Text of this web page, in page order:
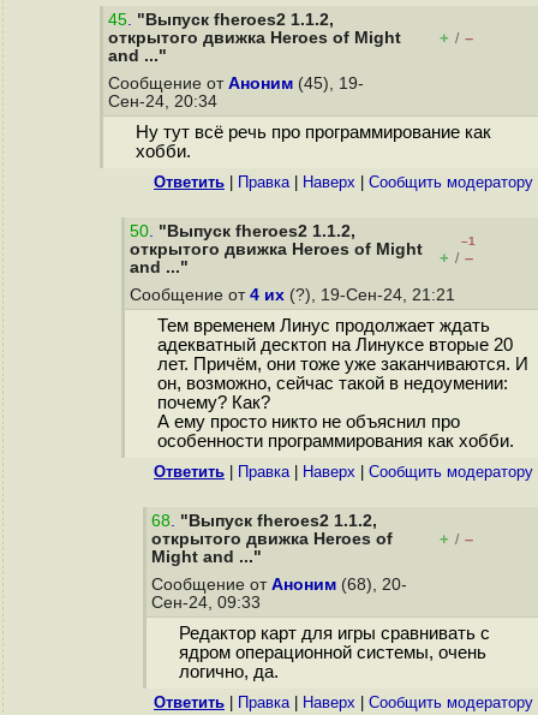
45. "Выпуск fheroes2 1.1.2,
открытого движка Heroes of Might
and ..."
+ / –
Сообщение от Аноним (45), 19-
Сен-24, 20:34
Ну тут всё речь про программирование как
хобби.
Ответить Правка| Наверх Cообщить модератору
50. "Выпуск fheroes2 1.1.2,
открытого движка Heroes of Might
and ..."
–1
+ / –
Сообщение от 4 их (?), 19-Сен-24, 21:21
Тем временем Линус продолжает ждать
адекватный десктоп на Линуксе вторые 20
лет. Причём, они тоже уже заканчиваются. И
он, возможно, сейчас такой в недоумении:
почему? Как?
А ему просто никто не объяснил про
особенности программирования как хобби.
Ответить Правка| Наверх Cообщить модератору
68. "Выпуск fheroes2 1.1.2,
открытого движка Heroes of
Might and ..."
+ / –
Сообщение от Аноним (68), 20-
Сен-24, 09:33
Редактор карт для игры сравнивать с
ядром операционной системы, очень
логично, да.
Ответить Правка| Наверх Cообщить модератору